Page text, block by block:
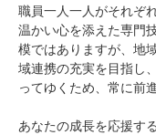
職員一人一人がそれぞ
温かい心を添えた専門
模ではありますが、地
域連携の充実を目指し
ってゆくため、常に前
あなたの成長を応援